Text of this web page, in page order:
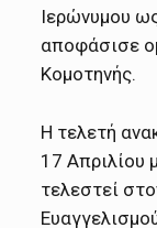
Ιερώνυμου
αποφάσισε
Κομοτηνής.
Η τελετή
17 Απριλίου
τελεστεί